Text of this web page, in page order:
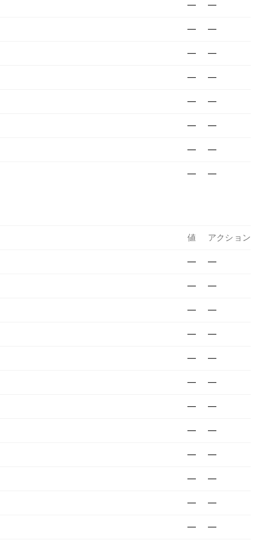
— —
— —
— —
— —
— —
— —
— —
— —
値 アクション
— —
— —
— —
— —
— —
— —
— —
— —
— —
— —
— —
— —